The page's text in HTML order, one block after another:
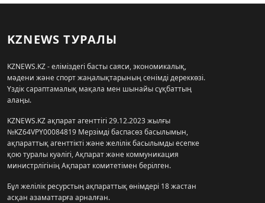
KZNEWS ТУРАЛЫ
KZNEWS.KZ - еліміздегі басты саяси, экономикалық,
мәдени және спорт жаңалықтарының сенімді дереккөзі.
Үздік сараптамалық мақала мен шынайы сұқбаттың
алаңы.
KZNEWS.KZ ақпарат агенттігі 29.12.2023 жылғы
№KZ64VPY00084819 Мерзімді баспасөз басылымын,
ақпараттық агенттікті және желілік басылымды есепке
қою туралы куәлігі, Ақпарат және коммуникация
министрлігінің Ақпарат комитетімен берілген.
Бұл желілік ресурстың ақпараттық өнімдері 18 жастан
асқан азаматтарға арналған.